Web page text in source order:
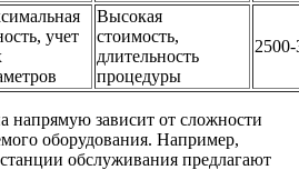
учет
Высокая
стоимость,
длительность
процедуры
напрямую зависит от сложности
оборудования. Например,
обслуживания предлагают